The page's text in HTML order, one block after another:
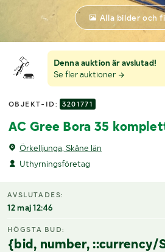
Denna auktion är avslutad!
Se fler auktioner
OBJEKT-ID: 3201771
AC Gree Bora 35
Örkelljunga, Skåne län
Uthyrningsföretag
Alla bilder och
AVSLUTADES:
12 maj 12:46
HÖGSTA BUD:
{bid, number,